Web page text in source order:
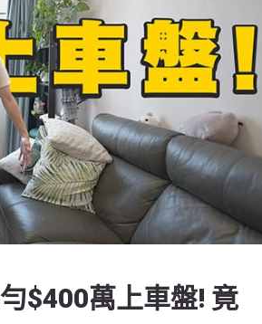
$400萬上車盤! 竟